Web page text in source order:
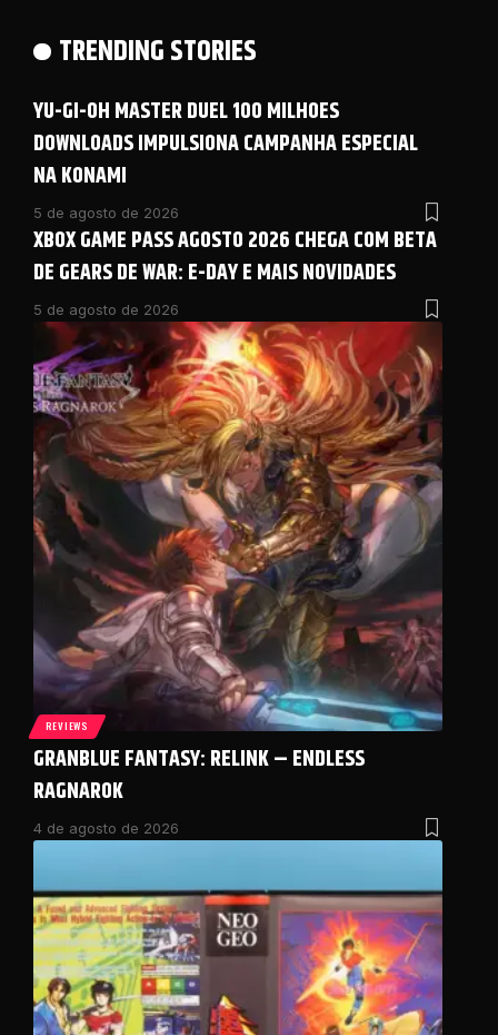
TRENDING STORIES
YU-GI-OH MASTER DUEL 100 MILHOES
DOWNLOADS IMPULSIONA CAMPANHA ESPECIAL
NA KONAMI
5 de agosto de 2026
XBOX GAME PASS AGOSTO 2026 CHEGA COM BETA
DE GEARS DE WAR: E-DAY E MAIS NOVIDADES
5 de agosto de 2026
REVIEWS
GRANBLUE FANTASY: RELINK – ENDLESS
RAGNAROK
4 de agosto de 2026